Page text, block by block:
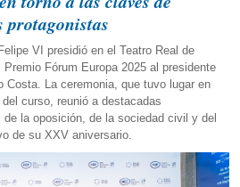
protagonistas
VI presidió en el Teatro Real de
Fórum Europa 2025 al presidente
Costa. La ceremonia, que tuvo lugar en
curso, reunió a destacadas
de la oposición, de la sociedad civil y del
de su XXV aniversario.